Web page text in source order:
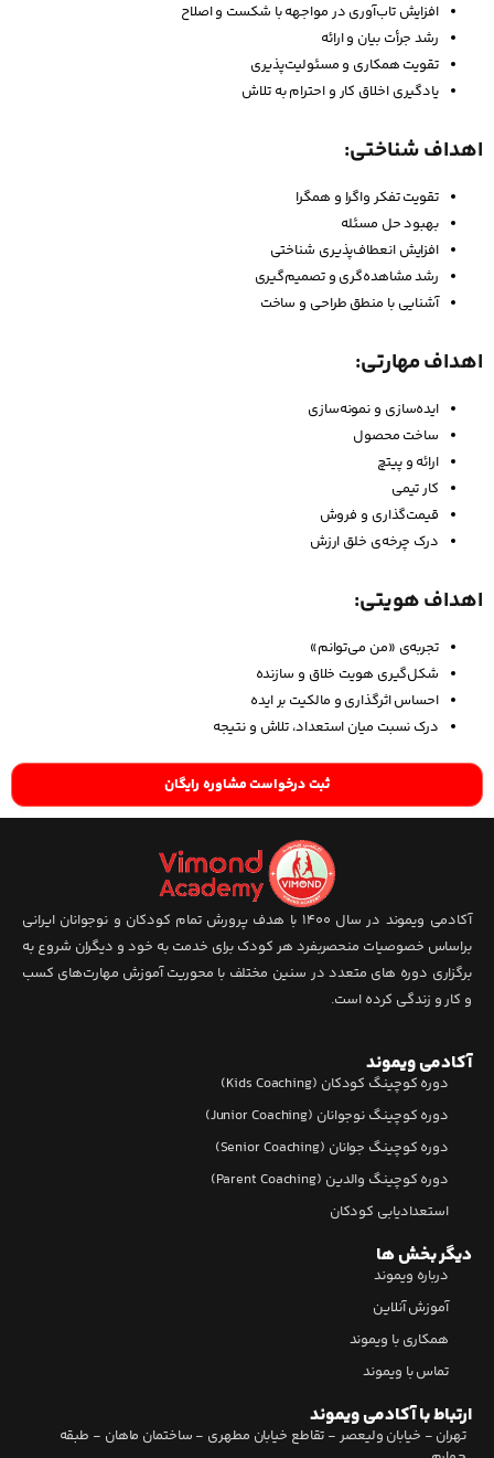
افزایش تاب‌آوری در مواجهه با شکست و اصلاح
رشد جرأت بیان و ارائه
تقویت همکاری و مسئولیت‌پذیری
یادگیری اخلاق کار و احترام به تلاش
اهداف شناختی:
تقویت تفکر واگرا و همگرا
بهبود حل مسئله
افزایش انعطاف‌پذیری شناختی
رشد مشاهده‌گری و تصمیم‌گیری
آشنایی با منطق طراحی و ساخت
اهداف مهارتی:
ایده‌سازی و نمونه‌سازی
ساخت محصول
ارائه و پیتچ
کار تیمی
قیمت‌گذاری و فروش
درک چرخه‌ی خلق ارزش
اهداف هویتی:
تجربه‌ی «من می‌توانم»
شکل‌گیری هویت خلاق و سازنده
احساس اثرگذاری و مالکیت بر ایده
درک نسبت میان استعداد، تلاش و نتیجه
ثبت درخواست مشاوره رایگان
آکادمی ویموند در سال 1400 با هدف پرورش تمام کودکان و نوجوانان ایرانی
براساس خصوصیات منحصربفرد هر کودک برای خدمت به خود و دیگران شروع به
برگزاری دوره های متعدد در سنین مختلف با محوریت آموزش مهارت‌های کسب
و کار و زندگی کرده است.
آکادمی ویموند
دوره کوچینگ کودکان (Kids Coaching)
دوره کوچینگ نوجوانان (Junior Coaching)
دوره کوچینگ جوانان (Senior Coaching)
دوره کوچینگ والدین (Parent Coaching)
استعدادیابی کودکان
دیگر بخش ها
درباره ویموند
آموزش آنلاین
همکاری با ویموند
تماس با ویموند
ارتباط با آکادمی ویموند
تهران - خیابان ولیعصر - تقاطع خیابان مطهری - ساختمان ماهان - طبقه